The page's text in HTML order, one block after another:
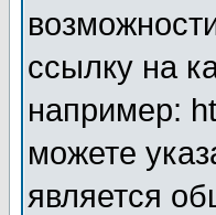
ссылку на
например:
можете
является